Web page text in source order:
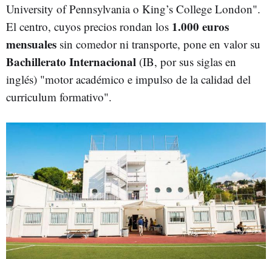
University of Pennsylvania o King’s College London".
El centro, cuyos precios rondan los 1.000 euros
mensuales sin comedor ni transporte, pone en valor su
Bachillerato Internacional (IB, por sus siglas en
inglés) "motor académico e impulso de la calidad del
curriculum formativo".